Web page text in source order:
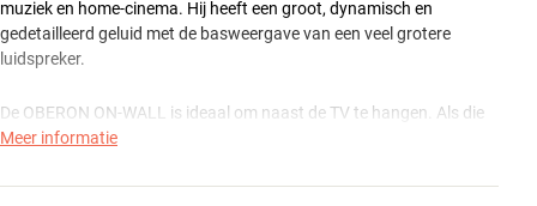
muziek en home-cinema. Hij heeft een groot, dynamisch en
gedetailleerd geluid met de basweergave van een veel grotere
luidspreker.
De OBERON ON-WALL is ideaal om naast de TV te hangen. Als die
TV is aangesloten op je stereosysteem, geeft hij een uitstekend hifi-
home-cinema hebt, kun je de OBERON ON-WALL gebruiken als
Meer informatie